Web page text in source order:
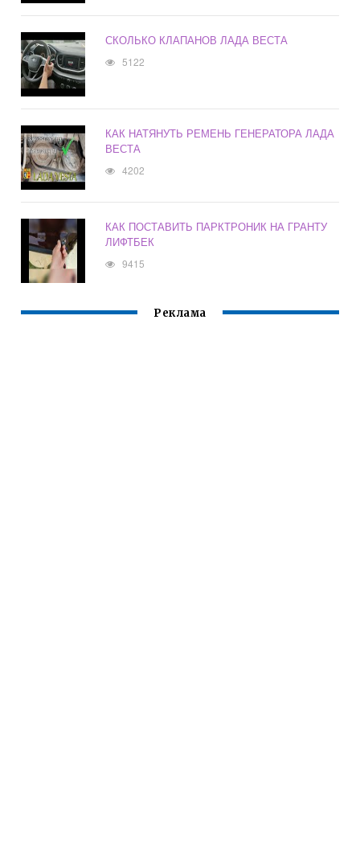
СКОЛЬКО КЛАПАНОВ ЛАДА ВЕСТА
5122
КАК НАТЯНУТЬ РЕМЕНЬ ГЕНЕРАТОРА ЛАДА
ВЕСТА
4202
КАК ПОСТАВИТЬ ПАРКТРОНИК НА ГРАНТУ
ЛИФТБЕК
9415
Реклама